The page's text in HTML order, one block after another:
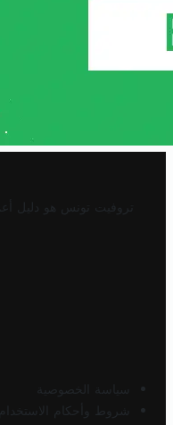
تروفيت تونس هو دليل
سياسة الخصوصية
شروط وأحكام الاستخدام